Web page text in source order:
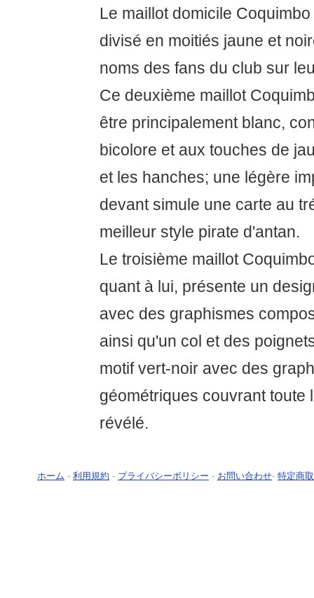
Le maillot domicile
divisé en moitiés jaune et
noms des fans du club sur
Ce deuxième maillot
être principalement blanc,
bicolore et aux touches de
et les hanches; une légère
devant simule une carte au
meilleur style pirate d'antan.
Le troisième maillot
quant à lui, présente un
avec des graphismes
ainsi qu'un col et des
motif vert-noir avec des
géométriques couvrant toute
révélé.
ホーム - 利用規約 - プライバシーポリシー - お問い合わせ- 特定商